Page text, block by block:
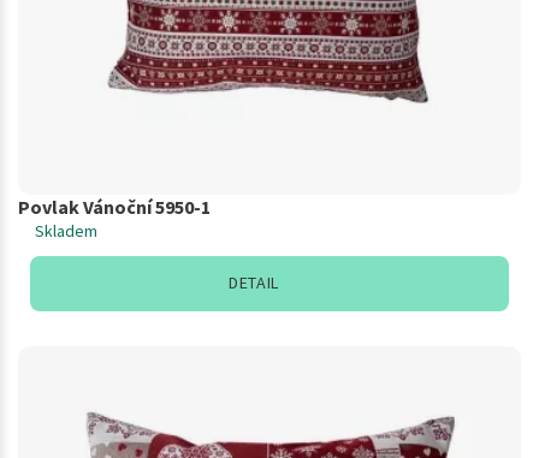
Povlak Vánoční 5950-1
Skladem
DETAIL